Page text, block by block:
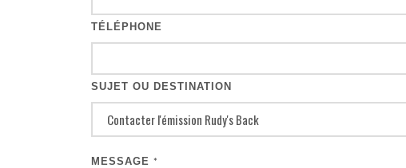
TÉLÉPHONE
SUJET OU DESTINATION
MESSAGE *